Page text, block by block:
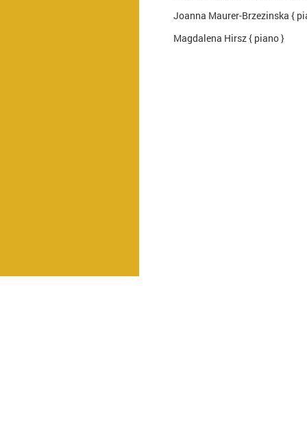
Joanna Maurer-Brzezinska {
Magdalena Hirsz { piano }